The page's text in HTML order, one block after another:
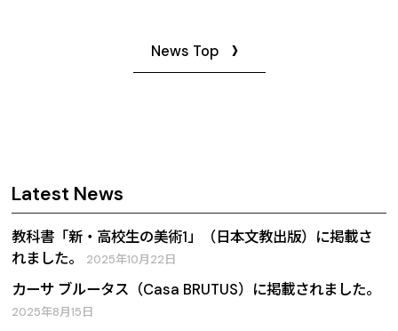
News Top
Latest News
教科書「新・高校生の美術1」（日本文教出版）に掲載さ
れました。
2025年10月22日
カーサ ブルータス（Casa BRUTUS）に掲載されました。
2025年8月15日